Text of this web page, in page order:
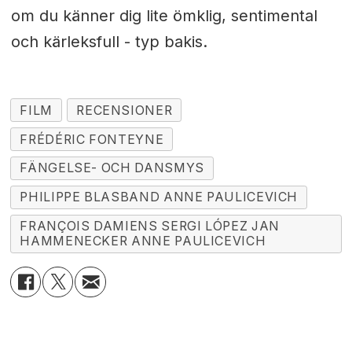
om du känner dig lite ömklig, sentimental
och kärleksfull - typ bakis.
FILM
RECENSIONER
FRÉDÉRIC FONTEYNE
FÄNGELSE- OCH DANSMYS
PHILIPPE BLASBAND ANNE PAULICEVICH
FRANÇOIS DAMIENS SERGI LÓPEZ JAN
HAMMENECKER ANNE PAULICEVICH